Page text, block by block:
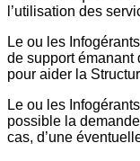
l’utilisation des
Le ou les
de support émanant
pour aider la
Le ou les
possible la
cas, d’une